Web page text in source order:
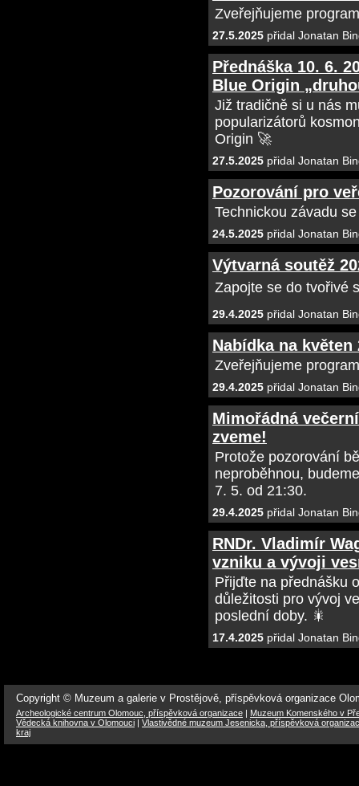
Zveřejňujeme
27.5.2025 přidal Jonatan
Přednáška 10. 6.
Blue Origin
Již tradičně si u nás
popularizátorů
Origin 🚀
27.5.2025 přidal Jonatan
Pozorování pro
Technickou závadu
24.5.2025 přidal Jonatan
Výtvarná soutěž
Zapojte se do tvořivé
29.4.2025 přidal Jonatan
Nabídka na květen
Zveřejňujeme
29.4.2025 přidal Jonatan
Mimořádná
zveme!
Protože pozorování
neproběhnou,
7. 5. od 21:30.
29.4.2025 přidal Jonatan
RNDr. Vladimír
vzniku a vývoji
Přijďte na přednášku
důležitosti pro vývoj
poslední doby. 🎇
17.4.2025 přidal Jonatan
Copyright © Muzeum a galerie v Prostějově, příspěvková organizace
Archeologické centrum Olomouc, příspěvková organizace | Muzeum Komenského v
Vědecká knihovna v Olomouci | Vlastivědné muzeum Jesenicka, příspěvková
kraj